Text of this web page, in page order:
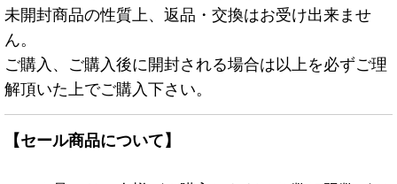
未開封商品の性質上、返品・交換はお受け出来ませ
ん。
ご購入、ご購入後に開封される場合は以上を必ずご理
解頂いた上でご購入下さい。
【セール商品について】